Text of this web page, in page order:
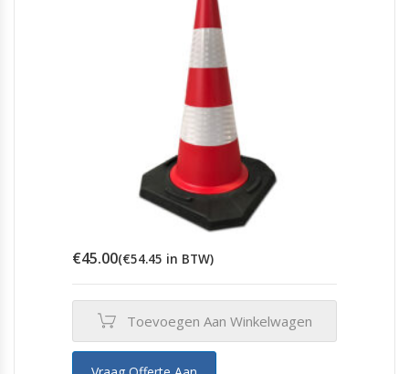
€45.00(€54.45 in BTW)
Toevoegen Aan Winkelwagen